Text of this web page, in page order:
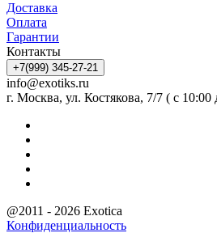
Доставка
Оплата
Гарантии
Контакты
+7(999) 345-27-21
info@exotiks.ru
г. Москва, ул. Костякова, 7/7 ( с 10:00
@2011 - 2026 Exotica
Конфиденциальность